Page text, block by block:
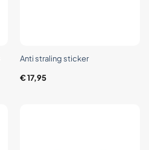
Anti straling sticker
€17,95